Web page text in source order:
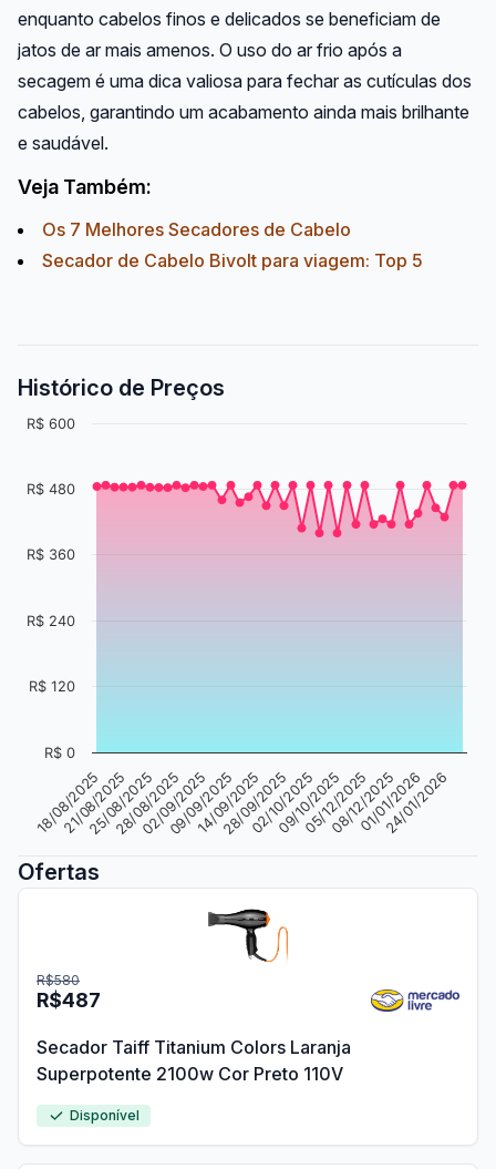
enquanto cabelos finos e delicados se beneficiam de
jatos de ar mais amenos. O uso do ar frio após a
secagem é uma dica valiosa para fechar as cutículas dos
cabelos, garantindo um acabamento ainda mais brilhante
e saudável.
Veja Também:
Os 7 Melhores Secadores de Cabelo
Secador de Cabelo Bivolt para viagem: Top 5
Histórico de Preços
18/08/2025
21/08/2025
25/08/2025
28/08/2025
02/09/2025
09/09/2025
14/09/2025
28/09/2025
02/10/2025
09/10/2025
05/12/2025
08/12/2025
01/01/2026
24/01/2026
R$ 0
R$ 120
R$ 240
R$ 360
R$ 480
R$ 600
Ofertas
R$487
R$580
Secador Taiff Titanium Colors Laranja
Superpotente 2100w Cor Preto 110V
Disponível